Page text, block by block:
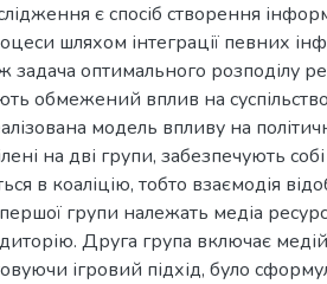
є спосіб створення
шляхом інтеграції певних
задача оптимального розподілу
обмежений вплив на
модель впливу на
на дві групи, забезпечують
в коаліцію, тобто взаємодія
групи належать медіа
Друга група включає
ігровий підхід, було